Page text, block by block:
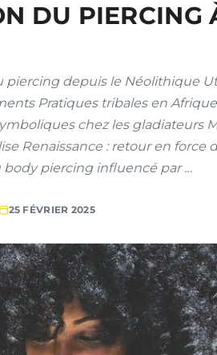
DU PIERCING
piercing depuis le Néolithique
Pratiques tribales en
chez les gladiateurs
Renaissance : retour en force
body piercing influencé par …
25 FÉVRIER 2025